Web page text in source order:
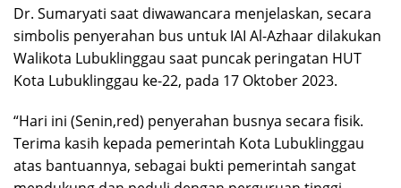
Dr. Sumaryati saat diwawancara menjelaskan, secara
simbolis penyerahan bus untuk IAI Al-Azhaar dilakukan
Walikota Lubuklinggau saat puncak peringatan HUT
Kota Lubuklinggau ke-22, pada 17 Oktober 2023.
“Hari ini (Senin,red) penyerahan busnya secara fisik.
Terima kasih kepada pemerintah Kota Lubuklinggau
atas bantuannya, sebagai bukti pemerintah sangat